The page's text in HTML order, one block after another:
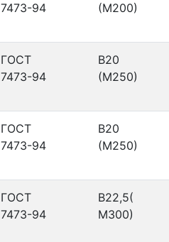
7473-94
(М200)
ГОСТ
7473-94
В20
(М250)
ГОСТ
7473-94
В20
(М250)
ГОСТ
7473-94
В22,5(
М300)